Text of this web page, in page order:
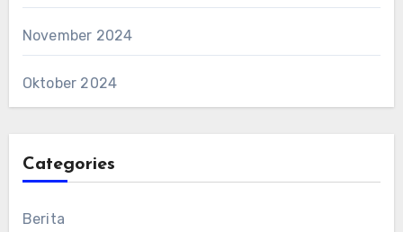
November 2024
Oktober 2024
Categories
Berita